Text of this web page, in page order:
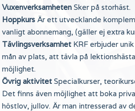
Vuxenverksamheten Sker på storhäst.
Hoppkurs Är ett utvecklande
vanligt abonnemang, (gäller ej extra
Tävlingsverksamhet KRF erbjuder
mån av plats, att tävla på
möjlighet.
Övrig aktivitet Specialkurser,
Det finns även möjlighet att boka
höstlov, jullov. Är man intresserad av